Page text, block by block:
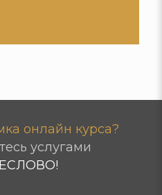
онлайн курса?
услугами